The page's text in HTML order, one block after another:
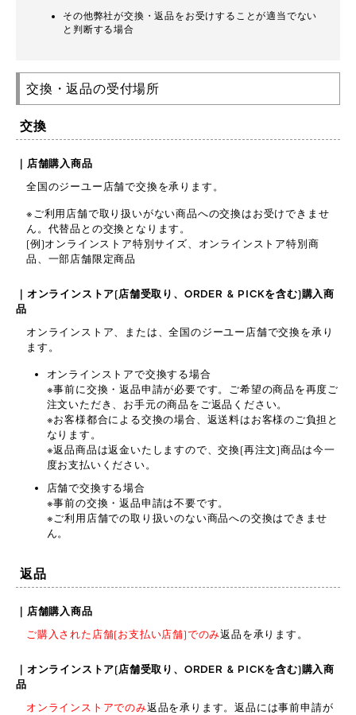
その他弊社が交換・返品をお受けすることが適当でない
と判断する場合
交換・返品の受付場所
交換
｜店舗購入商品
全国のジーユー店舗で交換を承ります。
※ご利用店舗で取り扱いがない商品への交換はお受けできませ
ん。代替品との交換となります。
(例)オンラインストア特別サイズ、オンラインストア特別商
品、一部店舗限定商品
｜オンラインストア(店舗受取り、ORDER & PICKを含む)購入商
品
オンラインストア、または、全国のジーユー店舗で交換を承り
ます。
オンラインストアで交換する場合
※事前に交換・返品申請が必要です。ご希望の商品を再度ご
注文いただき、お手元の商品をご返品ください。
※お客様都合による交換の場合、返送料はお客様のご負担と
なります。
※返品商品は返金いたしますので、交換(再注文)商品は今一
度お支払いください。
店舗で交換する場合
※事前の交換・返品申請は不要です。
※ご利用店舗での取り扱いのない商品への交換はできませ
ん。
返品
｜店舗購入商品
ご購入された店舗(お支払い店舗)でのみ返品を承ります。
｜オンラインストア(店舗受取り、ORDER & PICKを含む)購入商
品
オンラインストアでのみ返品を承ります。返品には事前申請が